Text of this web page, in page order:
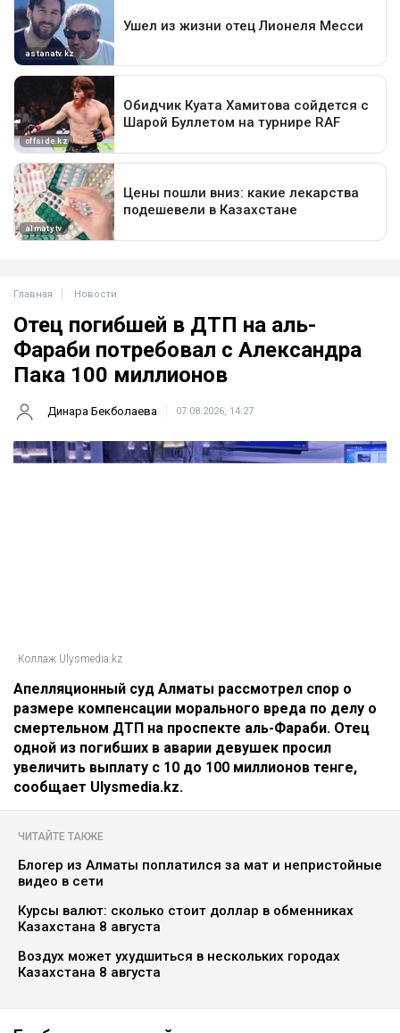
Главная Новости
Отец погибшей в ДТП на аль-
Фараби потребовал с Александра
Пака 100 миллионов
Динара Бекболаева 07.08.2026, 14:27
Коллаж Ulysmedia.kz
Апелляционный суд Алматы рассмотрел спор о
размере компенсации морального вреда по делу о
смертельном ДТП на проспекте аль-Фараби. Отец
одной из погибших в аварии девушек просил
увеличить выплату с 10 до 100 миллионов тенге,
сообщает Ulysmedia.kz.
ЧИТАЙТЕ ТАКЖЕ
Блогер из Алматы поплатился за мат и непристойные
видео в сети
Курсы валют: сколько стоит доллар в обменниках
Казахстана 8 августа
Воздух может ухудшиться в нескольких городах
Казахстана 8 августа